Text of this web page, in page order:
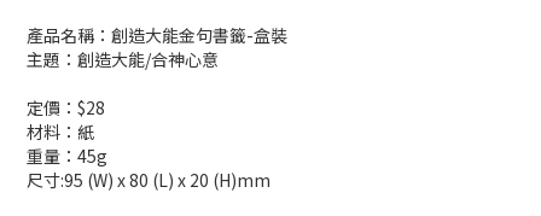
產品名稱：創造大能金句書籤-盒裝
主題：創造大能/合神心意
定價：$28
材料：紙
重量：45g
尺寸:95 (W) x 80 (L) x 20 (H)mm